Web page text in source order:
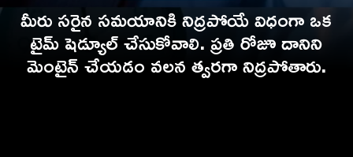
మీరు సరైన సమయానికి నిద్రపోయే విధంగా ఒక
టైమ్ షెడ్యూల్ చేసుకోవాలి. ప్రతి రోజూ దానిని
మెంటైన్ చేయడం వలన త్వరగా నిద